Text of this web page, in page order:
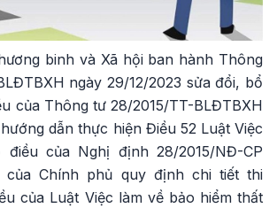
binh và Xã hội ban hành Thông
ngày 29/12/2023 sửa đổi, bổ
của Thông tư 28/2015/TT-BLĐTBXH
dẫn thực hiện Điều 52 Luật Việc
của Nghị định 28/2015/NĐ-CP
của Chính phủ quy định chi tiết thi
của Luật Việc làm về bảo hiểm thất